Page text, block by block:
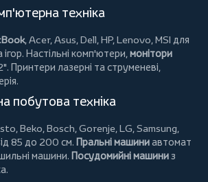
техніка
,Acer,Asus,Dell,HP,Lenovo,MSI для
Настільні комп'ютери,монітори
Принтери лазерні та струменеві,
побутова техніка
,Beko,Bosch,Gorenje,LG,Samsung,
85 до 200 см. Пральні машиниавтомат
машини. Посудомийні машиниз